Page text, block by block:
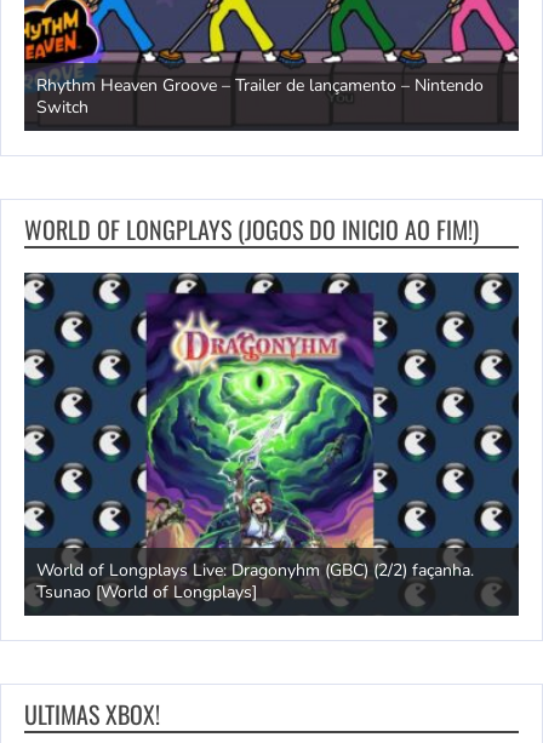
Rhythm Heaven Groove – Trailer de lançamento – Nintendo
Switch
WORLD OF LONGPLAYS (JOGOS DO INICIO AO FIM!)
World of Longplays Live: Dragonyhm (GBC) (2/2) façanha.
Tsunao [World of Longplays]
ULTIMAS XBOX!